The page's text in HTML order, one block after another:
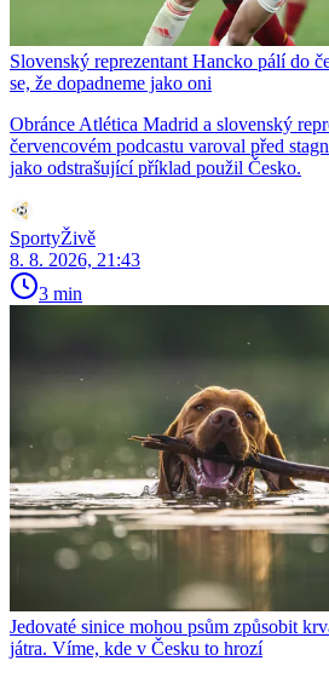
Slovenský reprezentant Hancko pálí do
se, že dopadneme jako oni
Obránce Atlética Madrid a slovenský
červencovém podcastu varoval před
jako odstrašující příklad použil Česko.
SportyŽivě
8. 8. 2026, 21:43
3 min
Jedovaté sinice mohou psům způsobit
játra. Víme, kde v Česku to hrozí